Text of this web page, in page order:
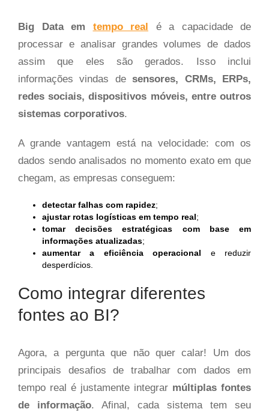
Big Data em tempo real
é a capacidade de
processar e analisar grandes volumes de dados
assim que eles são gerados. Isso inclui
informações vindas desensores, CRMs, ERPs,
redes sociais, dispositivos móveis, entre outros
sistemas corporativos.
A grande vantagem está na velocidade: com os
dados sendo analisados no momento exato em que
chegam, as empresas conseguem:
detectar falhas com rapidez;
ajustar rotas logísticas em tempo real;
tomar decisões estratégicas com base em
informações atualizadas;
aumentar a eficiência operacional e reduzir
desperdícios.
Como integrar diferentes
fontes ao BI?
Agora, a pergunta que não quer calar! Um dos
principais desafios de trabalhar com dados em
tempo real é justamente integrar múltiplas fontes
de informação. Afinal, cada sistema tem seu